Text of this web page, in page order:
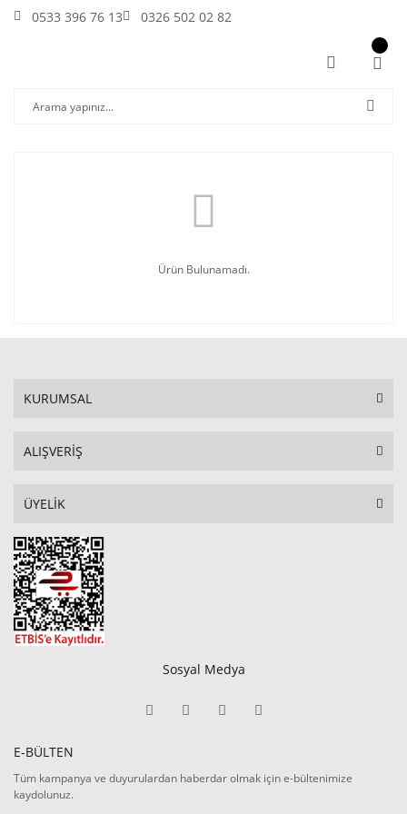
0533 396 76 13 0326 502 02 82
Ürün Bulunamadı.
KURUMSAL
ALIŞVERİŞ
ÜYELİK
Sosyal Medya
E-BÜLTEN
Tüm kampanya ve duyurulardan haberdar olmak için e-bültenimize
kaydolunuz.